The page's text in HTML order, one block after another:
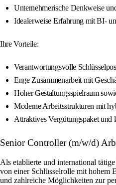
Unternehmerische Denkweise
Idealerweise Erfahrung mit BI-
Ihre Vorteile:
Verantwortungsvolle
Enge Zusammenarbeit mit
Hoher Gestaltungsspielraum
Moderne Arbeitsstrukturen mit
Attraktives Vergütungspaket
Senior Controller (m/w/d)
Als etablierte und international
von einer Schlüsselrolle mit hohem
und zahlreiche Möglichkeiten zur